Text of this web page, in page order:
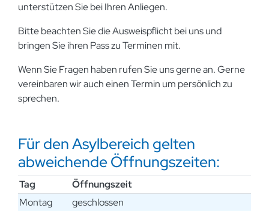
unterstützen Sie bei Ihren Anliegen.
Bitte beachten Sie die Ausweispflicht bei uns und
bringen Sie ihren Pass zu Terminen mit.
Wenn Sie Fragen haben rufen Sie uns gerne an. Gerne
vereinbaren wir auch einen Termin um persönlich zu
sprechen.
Für den Asylbereich gelten
abweichende Öffnungszeiten:
Tag
Öffnungszeit
Montag
geschlossen